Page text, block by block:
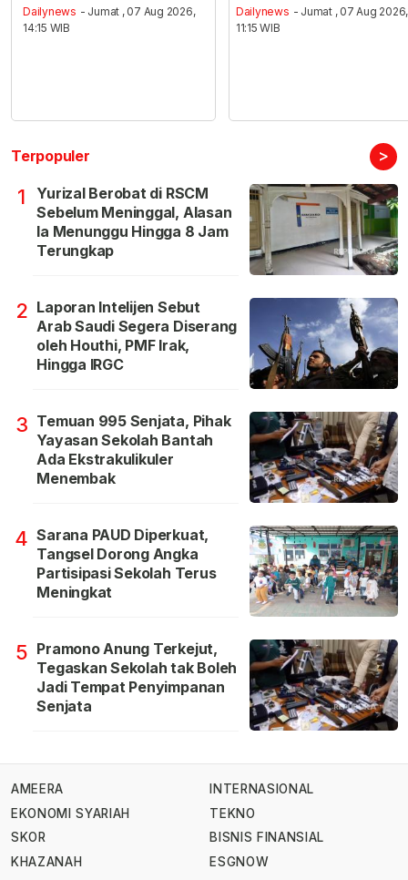
Dailynews - Jumat , 07 Aug 2026,
14:15 WIB
Dailynews - Jumat , 07 Aug 2026,
11:15 WIB
Terpopuler >
1
Yurizal Berobat di RSCM
Sebelum Meninggal, Alasan
Ia Menunggu Hingga 8 Jam
Terungkap
2 Laporan Intelijen Sebut
Arab Saudi Segera Diserang
oleh Houthi, PMF Irak,
Hingga IRGC
3 Temuan 995 Senjata, Pihak
Yayasan Sekolah Bantah
Ada Ekstrakulikuler
Menembak
4 Sarana PAUD Diperkuat,
Tangsel Dorong Angka
Partisipasi Sekolah Terus
Meningkat
5 Pramono Anung Terkejut,
Tegaskan Sekolah tak Boleh
Jadi Tempat Penyimpanan
Senjata
AMEERA
EKONOMI SYARIAH
SKOR
KHAZANAH
INTERNASIONAL
TEKNO
BISNIS FINANSIAL
ESGNOW